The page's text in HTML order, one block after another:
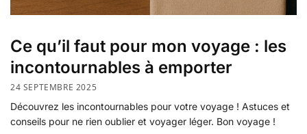
Ce qu’il faut pour mon voyage : les
incontournables à emporter
24 SEPTEMBRE 2025
Découvrez les incontournables pour votre voyage ! Astuces et
conseils pour ne rien oublier et voyager léger. Bon voyage !